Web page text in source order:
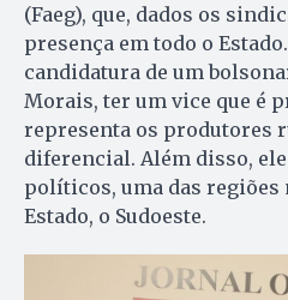
(Faeg), que, dados os
presença em todo o
candidatura de um
Morais, ter um vice que é
representa os produtores
diferencial. Além disso,
políticos, uma das regiões
Estado, o Sudoeste.